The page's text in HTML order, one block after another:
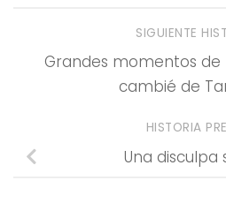
SIGUIENTE
Grandes momentos de
cambié de
HISTORIA
Una disculpa